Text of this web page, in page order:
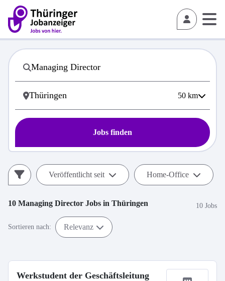
50 km
Jobs finden
Veröffentlicht seit Home-Office
10 Managing Director Jobs in Thüringen 10 Jobs
Sortieren nach: Relevanz
Werkstudent der Geschäftsleitung